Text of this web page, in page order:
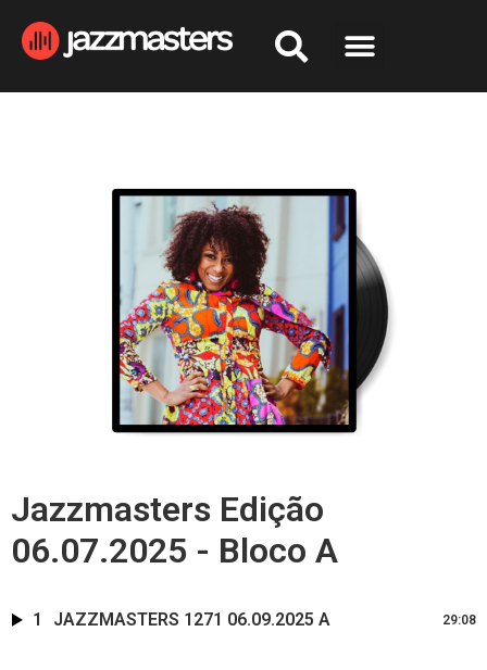
Jazzmasters Edição
06.07.2025 - Bloco A
1 JAZZMASTERS 1271 06.09.2025 A 29:08